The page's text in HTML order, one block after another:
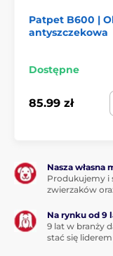
Patpet B600 |
antyszczekowa
Dostępne
85.99 zł
Nasza własna
Produkujemy i
zwierzaków
Na rynku od 9
9 lat w branży
stać się